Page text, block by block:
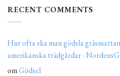
RECENT COMMENTS
Hur ofta ska man gödsla
amerikanska trädgårdar -
omGödsel